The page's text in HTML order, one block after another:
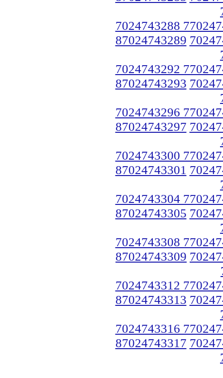
7024743288
87024743289
7024743292
87024743293
7024743296
87024743297
7024743300
87024743301
7024743304
87024743305
7024743308
87024743309
7024743312
87024743313
7024743316
87024743317